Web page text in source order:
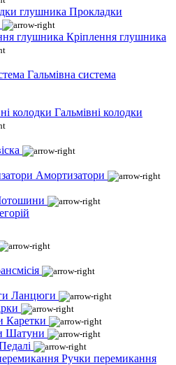
Прокладки
Кріплення глушника
Гальмівна система
Гальмівні колодки
Амортизатори
Ланцюги
Каретки
Шатуни
Ручки перемикання